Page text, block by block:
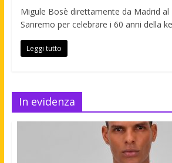
Migule Bosè direttamente da Madrid al
Sanremo per celebrare i 60 anni della
Leggi tutto
In evidenza